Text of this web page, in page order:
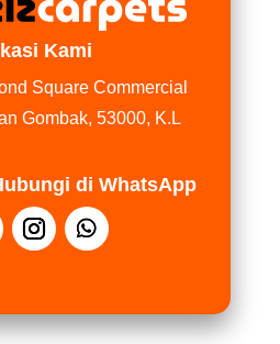
Kami
Square Commercial
Gombak, 53000, K.L
di WhatsApp